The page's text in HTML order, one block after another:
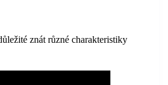
znát různé charakteristiky